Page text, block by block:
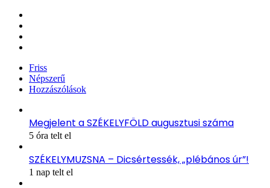
Friss
Népszerű
Hozzászólások
Megjelent a SZÉKELYFÖLD augusztusi száma
5 óra telt el
SZÉKELYMUZSNA – Dicsértessék, „plébános úr”!
1 nap telt el